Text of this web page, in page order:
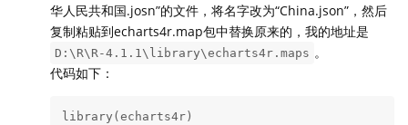
华人民共和国.josn”的文件，将名字改为“China.json”，然后
复制粘贴到echarts4r.map包中替换原来的，我的地址是
D:\R\R-4.1.1\library\echarts4r.maps 。
代码如下：
library(echarts4r)